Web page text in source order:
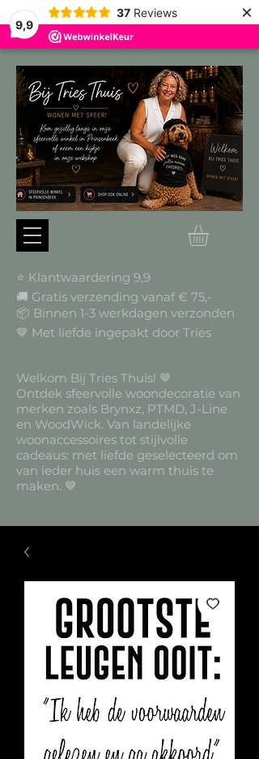
9,9
37 Reviews ×
⭐ Klantwaardering 9,9
🚚 Gratis verzending vanaf € 75,-
📦 Binnen 1-3 werkdagen verzonden
🤎 Met liefde ingepakt door Tries
Welkom Bij Tries Thuis! 🤎
Ontdek sfeervolle woondecoratie van
merken zoals Brynxz, PTMD, J-Line
en WoodWick. Van landelijke
woonaccessoires tot stijlvolle
cadeaus: met liefde geselecteerd om
van ieder huis een warm thuis te
maken. 🤎